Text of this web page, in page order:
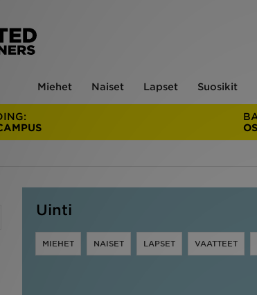
Miehet Naiset Lapset Suosikit
Uinti
MIEHET NAISET LAPSET VAATTEET